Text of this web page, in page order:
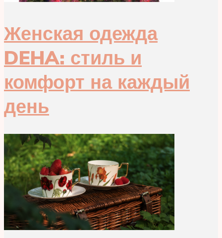
Женская одежда
DEHA: стиль и
комфорт на каждый
день